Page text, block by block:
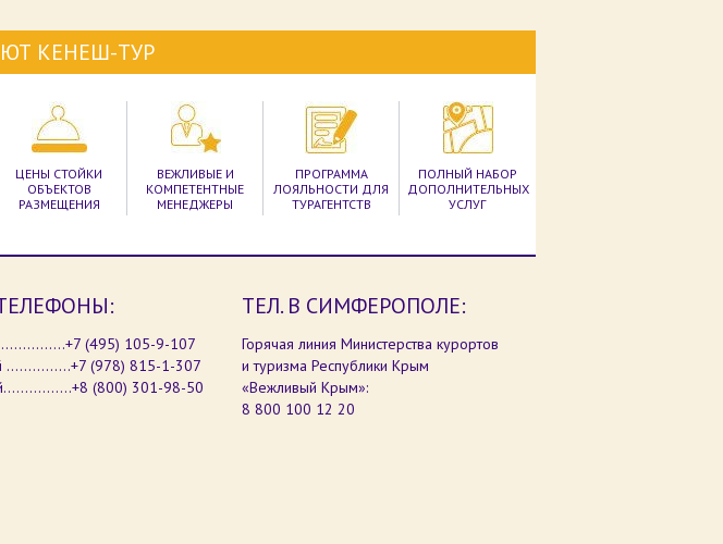
КЕНЕШ-ТУР
ЦЕНЫ СТОЙКИ
ОБЪЕКТОВ
РАЗМЕЩЕНИЯ
ВЕЖЛИВЫЕ И
КОМПЕТЕНТНЫЕ
МЕНЕДЖЕРЫ
ПРОГРАММА
ЛОЯЛЬНОСТИ ДЛЯ
ТУРАГЕНТСТВ
ПОЛНЫЙ НАБОР
ДОПОЛНИТЕЛЬНЫХ
УСЛУГ
(495) 105-9-107
...............+7 (978) 815-1-307
(800) 301-98-50
ТЕЛ. В СИМФЕРОПОЛЕ:
Горячая линия Министерства курортов
и туризма Республики Крым
«Вежливый Крым»:
8 800 100 12 20